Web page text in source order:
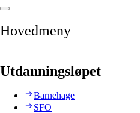
Hovedmeny
Utdanningsløpet
Barnehage
SFO